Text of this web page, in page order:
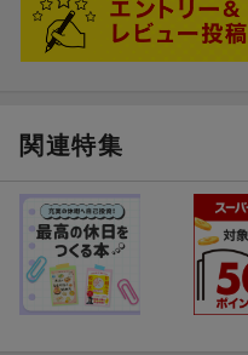
関連特集